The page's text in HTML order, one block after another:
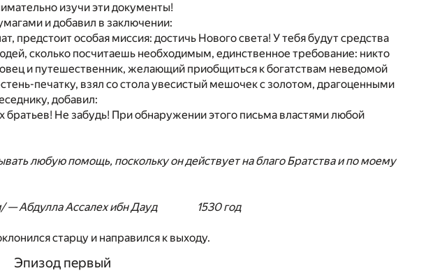
изучи эти документы!
и добавил в заключении:
предстоит особая миссия: достичь Нового света! У тебя будут средства
сколько посчитаешь необходимым, единственное требование: никто
и путешественник, желающий приобщиться к богатствам неведомой
печатку, взял со стола увесистый мешочек с золотом, драгоценными
добавил:
братьев! Не забудь! При обнаружении этого письма властями любой
любую помощь, поскольку он действует на благо Братства и по моему
— Абдулла Ассалех ибн Дауд 1530 год
старцу и направился к выходу.
Эпизод первый